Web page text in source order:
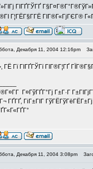
ГІГҐГЎГҐ
Г¦ГЁГ§Г­ГЁ ГІГ®Г«ГјГЄГ®
Декабря 11, 2004 12:16pm
Гї ГІГҐГЎГї ГІГ®Г¦ГҐ
Г¤ГўГҐГ°Гј Г±Г·Г
ГҐГҐ, ГіГ±ГІГ
Декабря 11, 2004 3:08pm